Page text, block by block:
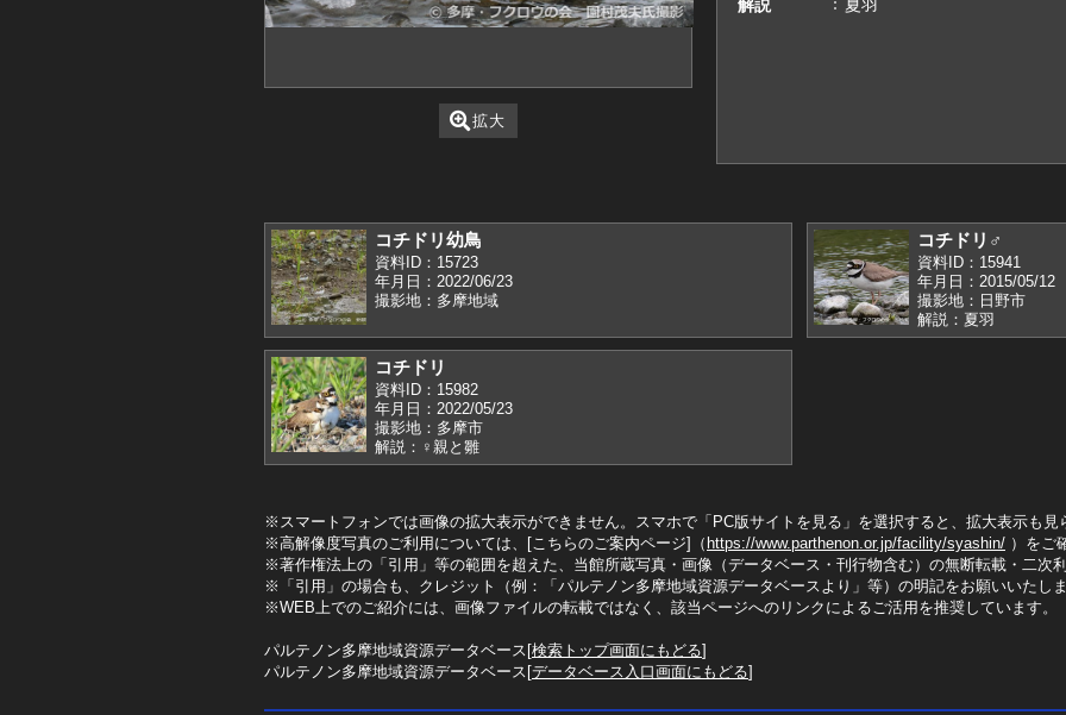
拡大
解説 夏羽
コチドリ幼鳥
資料ID：15723
年月日：2022/06/23
撮影地：多摩地域
コチドリ♂
資料ID：15941
年月日：2015/05/12
撮影地：日野市
解説：夏羽
コチドリ
資料ID：15982
年月日：2022/05/23
撮影地：多摩市
解説：♀親と雛
※スマートフォンでは画像の拡大表示ができません。スマホで「PC版サイトを見る」を選択すると、拡大表示も見
※高解像度写真のご利用については、[こちらのご案内ページ]（ https://www.parthenon.or.jp/facility/syashin/ ）をご
※著作権法上の「引用」等の範囲を超えた、当館所蔵写真・画像（データベース・刊行物含む）の無断転載・二次
※「引用」の場合も、クレジット（例：「パルテノン多摩地域資源データベースより」等）の明記をお願いいたし
※WEB上でのご紹介には、画像ファイルの転載ではなく、該当ページへのリンクによるご活用を推奨しています。
パルテノン多摩地域資源データベース[検索トップ画面にもどる]
パルテノン多摩地域資源データベース[データベース入口画面にもどる]